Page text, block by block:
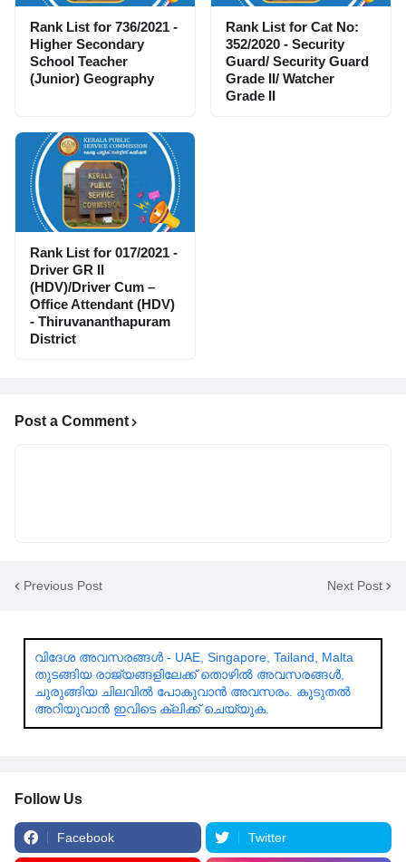
Rank List for 736/2021 -
Higher Secondary
School Teacher
(Junior) Geography
Rank List for Cat No:
352/2020 - Security
Guard/ Security Guard
Grade II/ Watcher
Grade II
Rank List for 017/2021 -
Driver GR II
(HDV)/Driver Cum –
Office Attendant (HDV)
- Thiruvananthapuram
District
Post a Comment
Previous Post Next Post
വിദേശ അവസരങ്ങൾ - UAE, Singapore, Tailand, Malta
തുടങ്ങിയ രാജ്യങ്ങളിലേക്ക് തൊഴിൽ അവസരങ്ങൾ,
ചുരുങ്ങിയ ചിലവിൽ പോകുവാൻ അവസരം. കൂടുതൽ
അറിയുവാൻ ഇവിടെ ക്ലിക്ക് ചെയ്യുക.
Follow Us
Facebook Twitter